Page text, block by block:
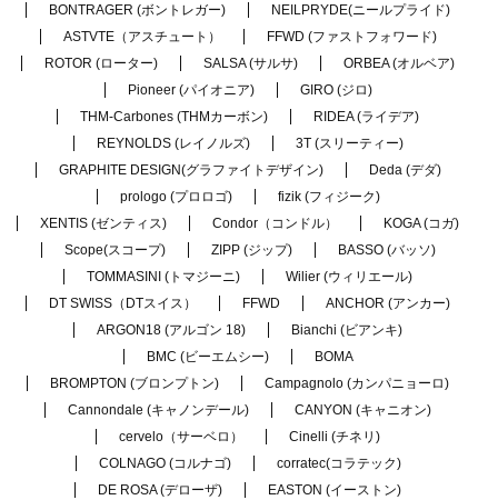
BONTRAGER (ボントレガー)
NEILPRYDE(ニールプライド)
ASTVTE（アスチュート）
FFWD (ファストフォワード)
ROTOR (ローター)
SALSA (サルサ)
ORBEA (オルベア)
Pioneer (パイオニア)
GIRO (ジロ)
THM-Carbones (THMカーボン)
RIDEA (ライデア)
REYNOLDS (レイノルズ)
3T (スリーティー)
GRAPHITE DESIGN(グラファイトデザイン)
Deda (デダ)
prologo (プロロゴ)
fizik (フィジーク)
XENTIS (ゼンティス)
Condor（コンドル）
KOGA (コガ)
Scope(スコープ)
ZIPP (ジップ)
BASSO (バッソ)
TOMMASINI (トマジーニ)
Wilier (ウィリエール)
DT SWISS（DTスイス）
FFWD
ANCHOR (アンカー)
ARGON18 (アルゴン 18)
Bianchi (ビアンキ)
BMC (ビーエムシー)
BOMA
BROMPTON (ブロンプトン)
Campagnolo (カンパニョーロ)
Cannondale (キャノンデール)
CANYON (キャニオン)
cervelo（サーベロ）
Cinelli (チネリ)
COLNAGO (コルナゴ)
corratec(コラテック)
DE ROSA (デローザ)
EASTON (イーストン)